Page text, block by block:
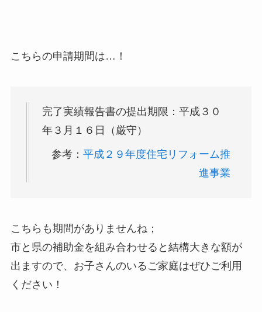
こちらの申請期間は…！
完了実績報告書の提出期限： 平成３０
年３月１６日（厳守）
参考：平成２９年度住宅リフォーム推
進事業
こちらも期間がありませんね；
市と県の補助金を組み合わせると結構大きな額が
出ますので、お子さんのいるご家庭はぜひご利用
ください！